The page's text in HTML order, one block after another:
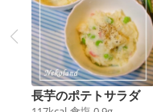
長芋のポテトサラダ